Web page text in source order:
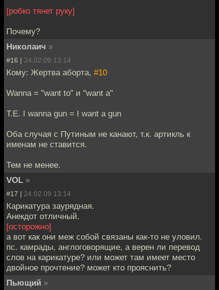
[робко тянет руку]
Почему?
Николаич »
#16 | 24.02.09 13:14
Кому: Жертва аборта, #10
Wanna = "want to" и "want a"
Т.Е. I wanna gun = I want a gun
Оба случая с Путиным не канают, т.к. артикль к
именам не ставится.
Тем не менее.
VOL »
#17 | 24.02.09 13:14
Карикатура заурядная.
Анекдот отличный.
[осторожно]
а вот как они меж собой связаны как-то не уловил.
пс. камрады, англоговорящие, а верен ли перевод
слов на карикатуре? или может там имеет место
двойное прочтение? может кто прояснить?
Пьющий »